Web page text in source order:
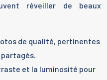
réveiller de beaux
de qualité, pertinentes
et la luminosité pour